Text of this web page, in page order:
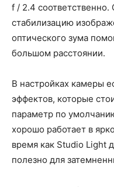
f / 2.4
стабилизацию
оптического зума
большом расстоянии.
В настройках камеры
эффектов, которые
параметр по
хорошо работает в
время как Studio Light
полезно для